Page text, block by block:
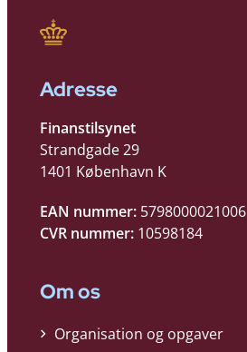
Adresse
Finanstilsynet
Strandgade 29
1401 København K
EAN nummer: 5798000021006
CVR nummer: 10598184
Om os
Organisation og opgaver